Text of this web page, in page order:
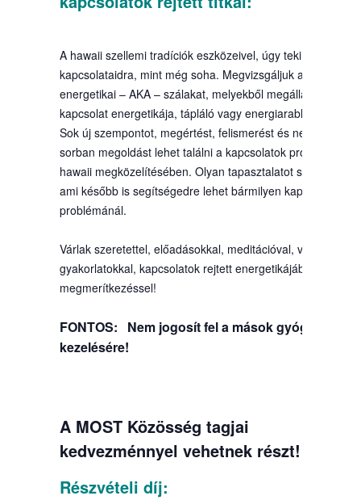
A hawaii szellemi tradíciók eszközeivel, úgy tekinthetsz
kapcsolataidra, mint még soha. Megvizsgáljuk a láthatatlan
energetikai – AKA – szálakat, melyekből megállapítható
kapcsolat energetikája, tápláló vagy energiarabló mivolta.
Sok új szempontot, megértést, felismerést és nem utolsó
sorban megoldást lehet találni a kapcsolatok problémáira
hawaii megközelítésében. Olyan tapasztalatot szerezhetsz,
ami később is segítségedre lehet bármilyen kapcsolati
problémánál.
Várlak szeretettel, előadásokkal, meditációval, vizualizációs
gyakorlatokkal, kapcsolatok rejtett energetikájában
megmerítkezéssel!
FONTOS: Nem jogosít fel a mások gyógyítására,
kezelésére!
A MOST Közösség tagjai
kedvezménnyel vehetnek részt!
Részvételi díj: